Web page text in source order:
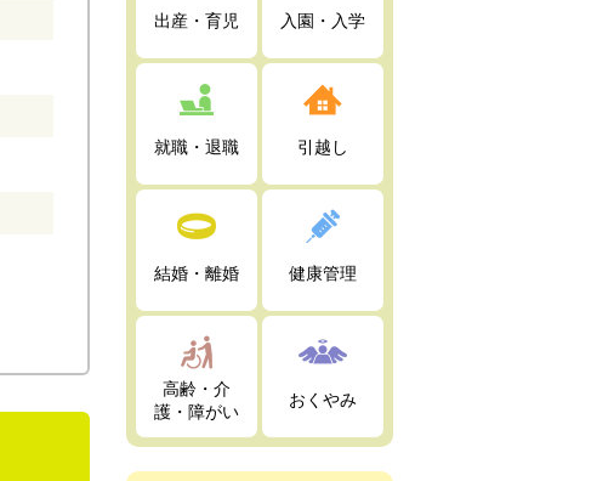
出産・育児 入園・入学
就職・退職 引越し
結婚・離婚 健康管理
高齢・介
護・障がい
おくやみ